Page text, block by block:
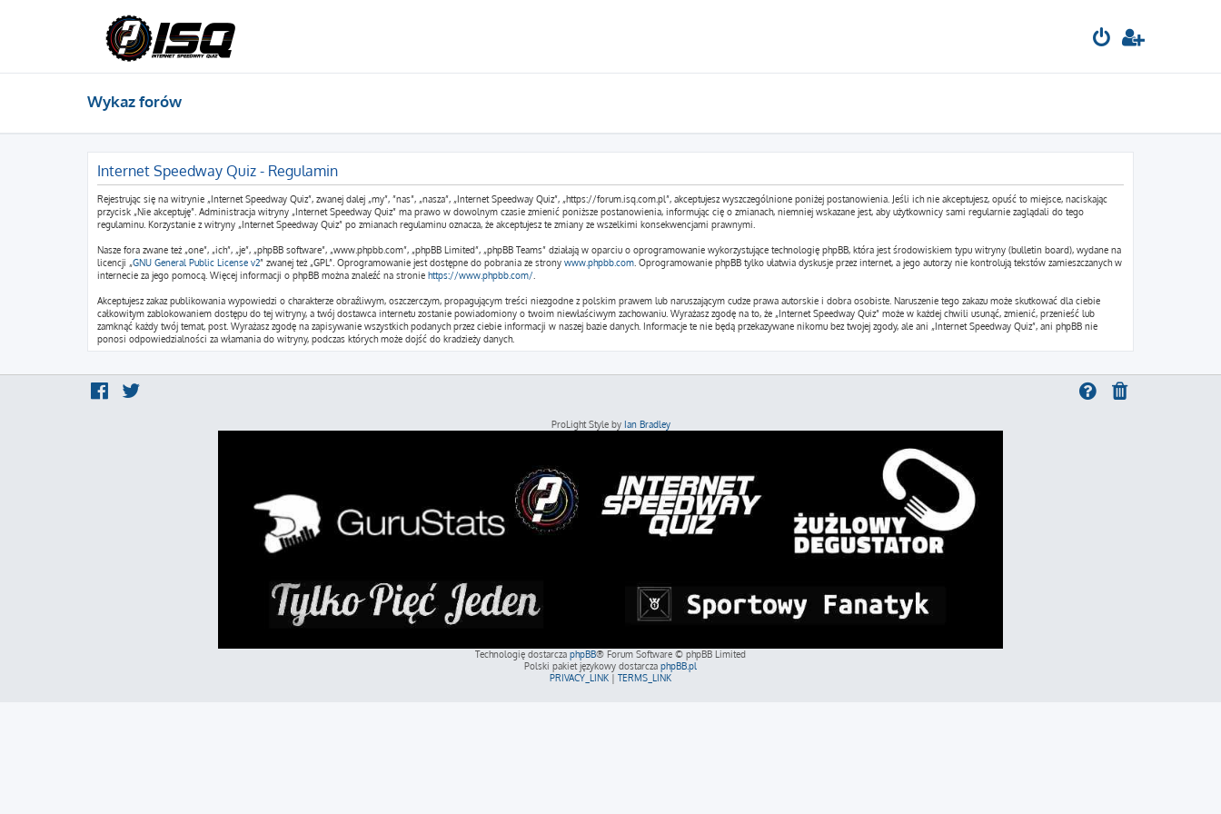
Wykaz forów
Internet Speedway Quiz - Regulamin
Rejestrując się na witrynie „Internet Speedway Quiz”, zwanej dalej „my”, ”nas”, „nasza”, „Internet Speedway Quiz”, „https://forum.isq.com.pl”, akceptujesz wyszczególnione poniżej postanowienia. Jeśli ich nie akceptujesz, opuść to miejsce, naciskając
przycisk „Nie akceptuję”. Administracja witryny „Internet Speedway Quiz” ma prawo w dowolnym czasie zmienić poniższe postanowienia, informując cię o zmianach, niemniej wskazane jest, aby użytkownicy sami regularnie zaglądali do tego
regulaminu. Korzystanie z witryny „Internet Speedway Quiz” po zmianach regulaminu oznacza, że akceptujesz te zmiany ze wszelkimi konsekwencjami prawnymi.
Nasze fora zwane też „one”, „ich”, „je”, „phpBB software”, „www.phpbb.com”, „phpBB Limited”, „phpBB Teams” działają w oparciu o oprogramowanie wykorzystujące technologię phpBB, która jest środowiskiem typu witryny (bulletin board), wydane na
licencji „GNU General Public License v2” zwanej też „GPL”. Oprogramowanie jest dostępne do pobrania ze strony www.phpbb.com . Oprogramowanie phpBB tylko ułatwia dyskusje przez internet, a jego autorzy nie kontrolują tekstów zamieszczanych w
internecie za jego pomocą. Więcej informacji o phpBB można znaleźć na stronie https://www.phpbb.com/
Akceptujesz zakaz publikowania wypowiedzi o charakterze obraźliwym, oszczerczym, propagującym treści niezgodne z polskim prawem lub naruszającym cudze prawa autorskie i dobra osobiste. Naruszenie tego zakazu może skutkować dla ciebie
całkowitym zablokowaniem dostępu do tej witryny, a twój dostawca internetu zostanie powiadomiony o twoim niewłaściwym zachowaniu. Wyrażasz zgodę na to, że „Internet Speedway Quiz” może w każdej chwili usunąć, zmienić, przenieść lub
zamknąć każdy twój temat, post. Wyrażasz zgodę na zapisywanie wszystkich podanych przez ciebie informacji w naszej bazie danych. Informacje te nie będą przekazywane nikomu bez twojej zgody, ale ani „Internet Speedway Quiz”, ani phpBB nie
ponosi odpowiedzialności za włamania do witryny, podczas których może dojść do kradzieży danych.
ProLight Style by Ian Bradley
Technologię dostarcza phpBB® Forum Software © phpBB Limited
Polski pakiet językowy dostarcza phpBB.pl
PRIVACY_LINK | TERMS_LINK